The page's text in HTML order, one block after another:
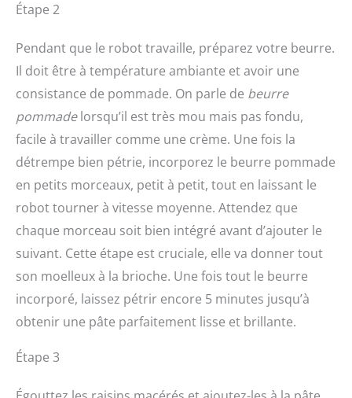
Étape 2
Pendant que le robot travaille, préparez votre beurre.
Il doit être à température ambiante et avoir une
consistance de pommade. On parle de beurre
pommadelorsqu’il est très mou mais pas fondu,
facile à travailler comme une crème. Une fois la
détrempe bien pétrie, incorporez le beurre pommade
en petits morceaux, petit à petit, tout en laissant le
robot tourner à vitesse moyenne. Attendez que
chaque morceau soit bien intégré avant d’ajouter le
suivant. Cette étape est cruciale, elle va donner tout
son moelleux à la brioche. Une fois tout le beurre
incorporé, laissez pétrir encore 5 minutes jusqu’à
obtenir une pâte parfaitement lisse et brillante.
Étape 3